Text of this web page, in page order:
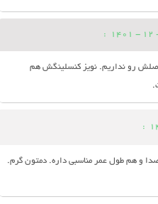
:
اصلش رو نداریم. نویز کنسلینگش هم
:
و هم طول عمر مناسبی داره. دمتون گرم.